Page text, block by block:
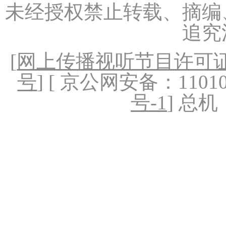
未经授权禁止转载、摘
追
[网上传播视听节目许可
号] [ 京公网安备：
号-1] 总机